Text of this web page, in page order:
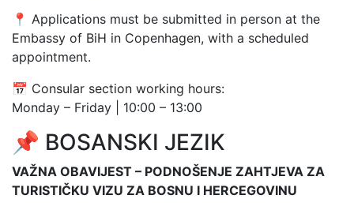
📍 Applications must be submitted in person at the
Embassy of BiH in Copenhagen, with a scheduled
appointment.
📅 Consular section working hours:
Monday – Friday | 10:00 – 13:00
📌 BOSANSKI JEZIK
VAŽNA OBAVIJEST – PODNOŠENJE ZAHTJEVA ZA
TURISTIČKU VIZU ZA BOSNU I HERCEGOVINU